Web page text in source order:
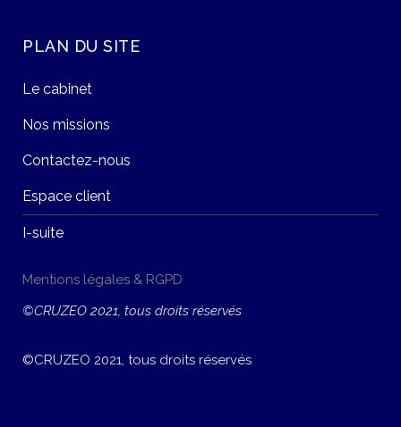
PLAN DU SITE
Le cabinet
Nos missions
Contactez-nous
Espace client
I-suite
Mentions légales & RGPD
©CRUZEO 2021, tous droits réservés
©CRUZEO 2021, tous droits réservés